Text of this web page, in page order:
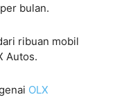
bulan.
ribuan mobil
Autos.
OLX